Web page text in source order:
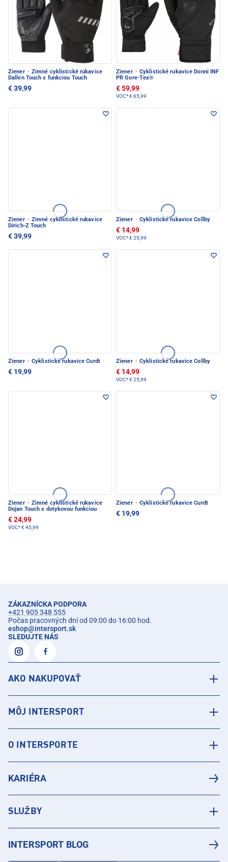
Ziener · Zimné cyklistické rukavice
Dallen Touch s funkciou Touch
€ 39,99
Ziener · Cyklistické rukavice Donni INF
PR Gore-Tex®
€ 59,99
VOC*€ 65,99
Ziener · Zimné cyklistické rukavice
Dirich-Z Touch
€ 39,99
Ziener · Cyklistické rukavice Collby
€ 14,99
VOC*€ 25,99
Ziener · Cyklistické rukavice Curdt
€ 19,99
Ziener · Cyklistické rukavice Collby
€ 14,99
VOC*€ 25,99
Ziener · Zimné cyklistické rukavice
Dojan Touch s dotykovou funkciou
€ 24,99
VOC*€ 45,99
Ziener · Cyklistické rukavice Curdt
€ 19,99
ZÁKAZNÍCKA PODPORA
+421 905 348 555
Počas pracovných dní od 09:00 do 16:00 hod.
eshop@intersport.sk
SLEDUJTE NÁS
AKO NAKUPOVAŤ
MÔJ INTERSPORT
O INTERSPORTE
KARIÉRA
SLUŽBY
INTERSPORT BLOG